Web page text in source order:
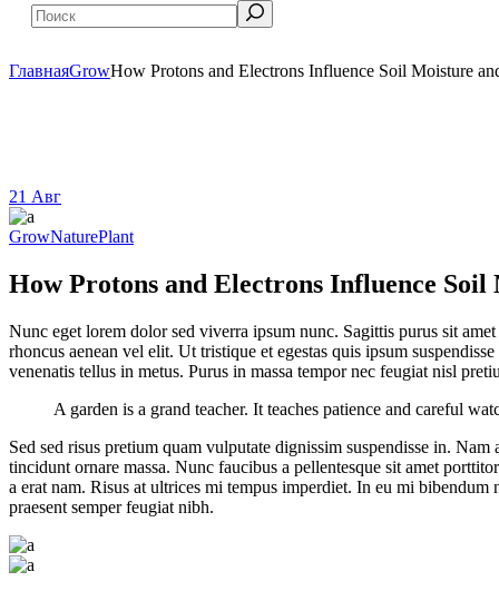
ГлавнаяGrowHow Protons and Electrons Influence Soil Moisture
21 Авг
GrowNaturePlant
How Protons and Electrons Influence
Nunc eget lorem dolor sed viverra ipsum nunc. Sagittis purus sit
rhoncus aenean vel elit. Ut tristique et egestas quis ipsum
venenatis tellus in metus. Purus in massa tempor nec feugiat nisl
A garden is a grand teacher. It teaches patience and careful
Sed sed risus pretium quam vulputate dignissim suspendisse in.
tincidunt ornare massa. Nunc faucibus a pellentesque sit amet
a erat nam. Risus at ultrices mi tempus imperdiet. In eu mi
praesent semper feugiat nibh.